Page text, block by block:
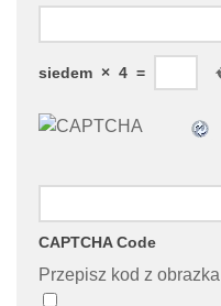
siedem × 4 =
CAPTCHA Code
Przepisz kod z obrazka